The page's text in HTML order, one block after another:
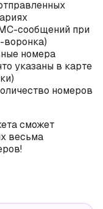
сообщений при
воронка)
номера
указаны в карте
номеров
сможет
весьма